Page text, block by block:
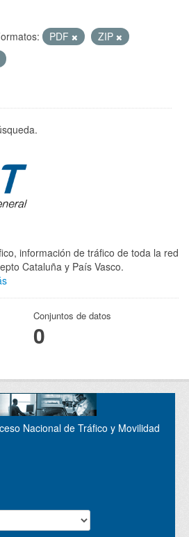
PDF
ZIP
información de tráfico de toda la red
Cataluña y País Vasco.
Conjuntos de datos
0
Nacional de Tráfico y Movilidad